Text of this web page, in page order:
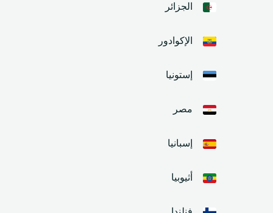
الجزائر
الإكوادور
إستونيا
مصر
إسبانيا
أثيوبيا